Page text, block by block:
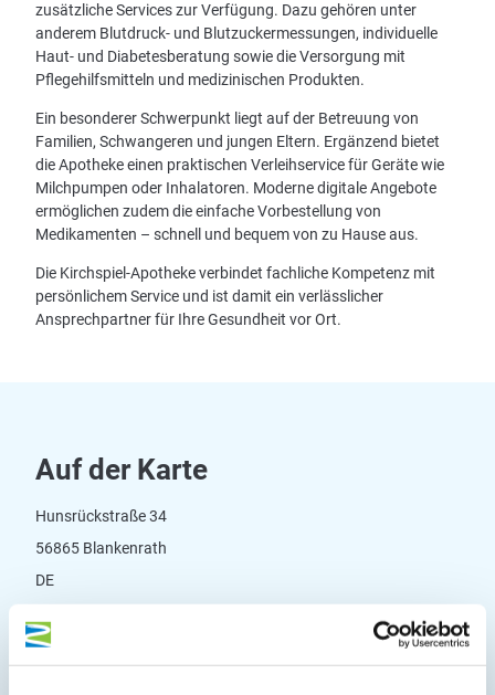
zusätzliche Services zur Verfügung. Dazu gehören unter
anderem Blutdruck- und Blutzuckermessungen, individuelle
Haut- und Diabetesberatung sowie die Versorgung mit
Pflegehilfsmitteln und medizinischen Produkten.
Ein besonderer Schwerpunkt liegt auf der Betreuung von
Familien, Schwangeren und jungen Eltern. Ergänzend bietet
die Apotheke einen praktischen Verleihservice für Geräte wie
Milchpumpen oder Inhalatoren. Moderne digitale Angebote
ermöglichen zudem die einfache Vorbestellung von
Medikamenten – schnell und bequem von zu Hause aus.
Die Kirchspiel-Apotheke verbindet fachliche Kompetenz mit
persönlichem Service und ist damit ein verlässlicher
Ansprechpartner für Ihre Gesundheit vor Ort.
Auf der Karte
Hunsrückstraße 34
56865 Blankenrath
DE
Tel.:
Fax:(0049) 6545 8999